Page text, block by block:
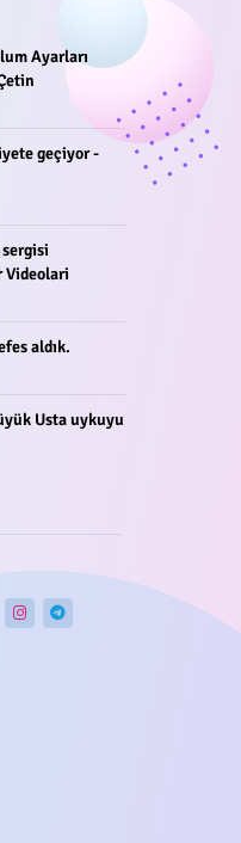
Ayarları
geçiyor -
aldık.
Usta uykuyu